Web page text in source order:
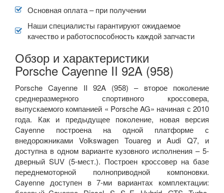
Основная оплата – при получении
Наши специалисты гарантируют ожидаемое
качество и работоспособность каждой запчасти
Обзор и характеристики
Porsche Cayenne II 92A (958)
Porsche Cayenne II 92A (958) – второе поколение
среднеразмерного спортивного кроссовера,
выпускаемого компанией « Porsche AG» начиная с 2010
года. Как и предыдущее поколение, новая версия
Cayenne построена на одной платформе с
внедорожниками Volkswagen Touareg и Audi Q7, и
доступна в одном варианте кузовного исполнения – 5-
дверный SUV (5-мест.). Построен кроссовер на базе
переднемоторной полноприводной компоновки.
Cayenne доступен в 7-ми вариантах комплектации: